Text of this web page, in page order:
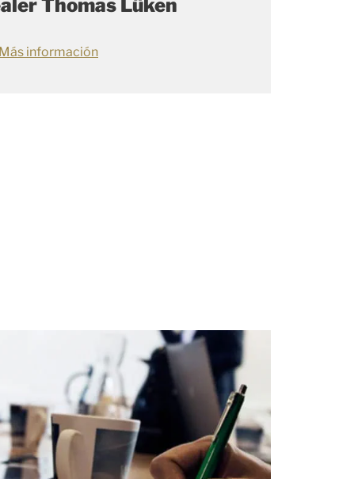
Thomas Lüken
Más información